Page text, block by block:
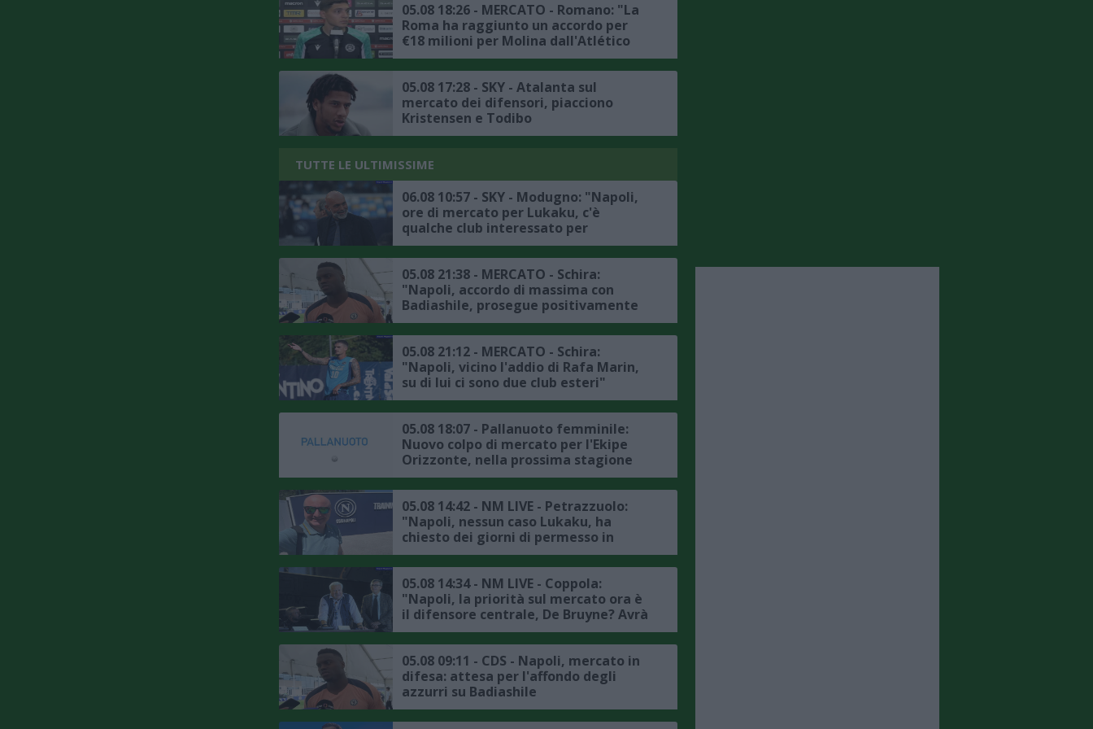
05.08 18:26 - MERCATO - Romano: "La
Roma ha raggiunto un accordo per
€18 milioni per Molina dall'Atlético
Madrid"
05.08 17:28 - SKY - Atalanta sul
mercato dei difensori, piacciono
Kristensen e Todibo
TUTTE LE ULTIMISSIME
06.08 10:57 - SKY - Modugno: "Napoli,
ore di mercato per Lukaku, c'è
qualche club interessato per
l'attaccante belga, l'Atlanta non è in
pole"
05.08 21:38 - MERCATO - Schira:
"Napoli, accordo di massima con
Badiashile, prosegue positivamente
la trattativa con il Chelsea, ecco i
dettagli"
05.08 21:12 - MERCATO - Schira:
"Napoli, vicino l'addio di Rafa Marin,
su di lui ci sono due club esteri"
05.08 18:07 - Pallanuoto femminile:
Nuovo colpo di mercato per l'Ekipe
Orizzonte, nella prossima stagione
Lavinia Papi indosserà la calottina
rossazzurra
05.08 14:42 - NM LIVE - Petrazzuolo:
"Napoli, nessun caso Lukaku, ha
chiesto dei giorni di permesso in
accordo con la società, il punto sul
mercato"
05.08 14:34 - NM LIVE - Coppola:
"Napoli, la priorità sul mercato ora è
il difensore centrale, De Bruyne? Avrà
avuto delle rassicurazioni da Allegri"
05.08 09:11 - CDS - Napoli, mercato in
difesa: attesa per l'affondo degli
azzurri su Badiashile